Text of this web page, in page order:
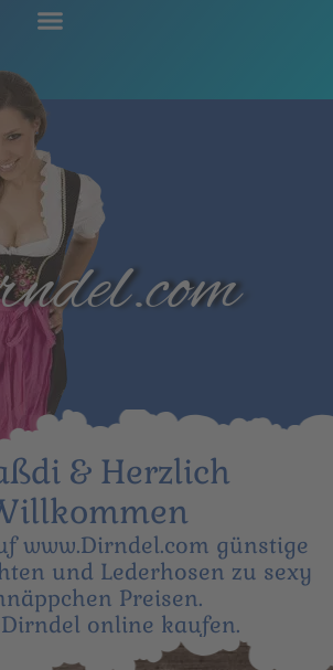
& Herzlich
www.Dirndel.com günstige
und Lederhosen zu sexy
Preisen.
Dirndel online kaufen.